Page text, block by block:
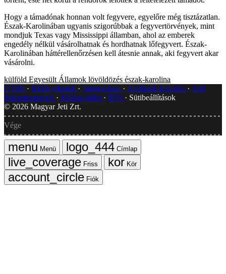
Hogy a támadónak honnan volt fegyvere, egyelőre még tisztázatlan.
Észak-Karolinában ugyanis szigorúbbak a fegyvertörvények, mint
mondjuk Texas vagy Mississippi államban, ahol az emberek
engedély nélkül vásárolhatnak és hordhatnak lőfegyvert. Észak-
Karolinában háttérellenőrzésen kell átesnie annak, aki fegyvert akar
vásárolni.
külföld Egyesült Államok lövöldözés észak-karolina
GYIK
Hibát jelentek Impresszum Javítások kezelése
Jogi
dokumentumok
Médiaajánlat RSS
Sütibeállítások
© 2026 Magyar Jeti Zrt.
Vége
Menü
Címlap
Friss
Kör
Fiók